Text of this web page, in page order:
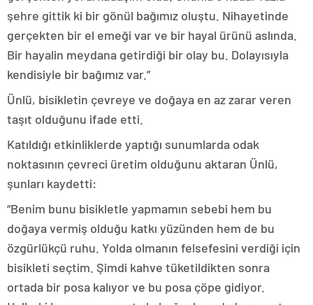
şehre gittik ki bir gönül bağımız oluştu. Nihayetinde
gerçekten bir el emeği var ve bir hayal ürünü aslında.
Bir hayalin meydana getirdiği bir olay bu. Dolayısıyla
kendisiyle bir bağımız var.”
Ünlü, bisikletin çevreye ve doğaya en az zarar veren
taşıt olduğunu ifade etti.
Katıldığı etkinliklerde yaptığı sunumlarda odak
noktasının çevreci üretim olduğunu aktaran Ünlü,
şunları kaydetti:
“Benim bunu bisikletle yapmamın sebebi hem bu
doğaya vermiş olduğu katkı yüzünden hem de bu
özgürlükçü ruhu. Yolda olmanın felsefesini verdiği için
bisikleti seçtim. Şimdi kahve tüketildikten sonra
ortada bir posa kalıyor ve bu posa çöpe gidiyor.